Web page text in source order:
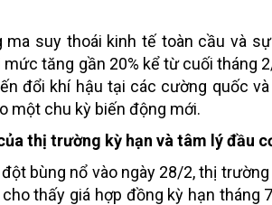
ma suy thoái kinh tế toàn cầu và
tăng gần 20% kể từ cuối tháng
đổi khí hậu tại các cường quốc
một chu kỳ biến động mới.
thị trường kỳ hạn và tâm lý đầu
bùng nổ vào ngày 28/2, thị
thấy giá hợp đồng kỳ hạn